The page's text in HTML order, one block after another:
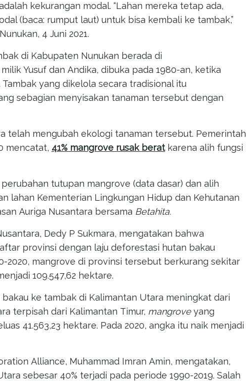
kekurangan modal. “Lahan mereka tetap ada,
(baca: rumput laut) untuk bisa kembali ke tambak,”
4 Juni 2021.
di Kabupaten Nunukan berada di
Yusuf dan Andika, dibuka pada 1980-an, ketika
yang dikelola secara tradisional itu
sebagian menyisakan tanaman tersebut dengan
telah mengubah ekologi tanaman tersebut. Pemerintah
mencatat, 41% mangrove rusak beratkarena alih fungsi
tutupan mangrove (data dasar) dan alih
lahan Kementerian Lingkungan Hidup dan Kehutanan
Auriga Nusantara bersama Betahita.
Dedy P Sukmara, mengatakan bahwa
provinsi dengan laju deforestasi hutan bakau
2020, mangrove di provinsi tersebut berkurang sekitar
109.547,62 hektare.
ke tambak di Kalimantan Utara meningkat dari
terpisah dari Kalimantan Timur, mangroveyang
41.563,23 hektare. Pada 2020, angka itu naik menjadi
Alliance, Muhammad Imran Amin, mengatakan,
sebesar 40% terjadi pada periode 1990-2019. Salah